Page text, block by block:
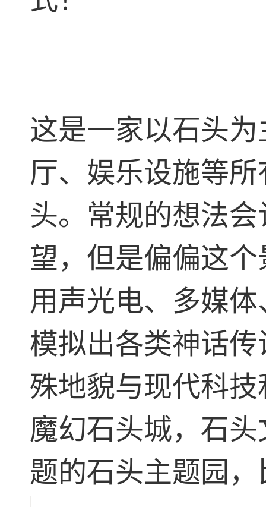
这是一家以石头
厅、娱乐设施等
头。常规的想法
望，但是偏偏这
用声光电、多媒
模拟出各类神话
殊地貌与现代科
魔幻石头城，石
题的石头主题园